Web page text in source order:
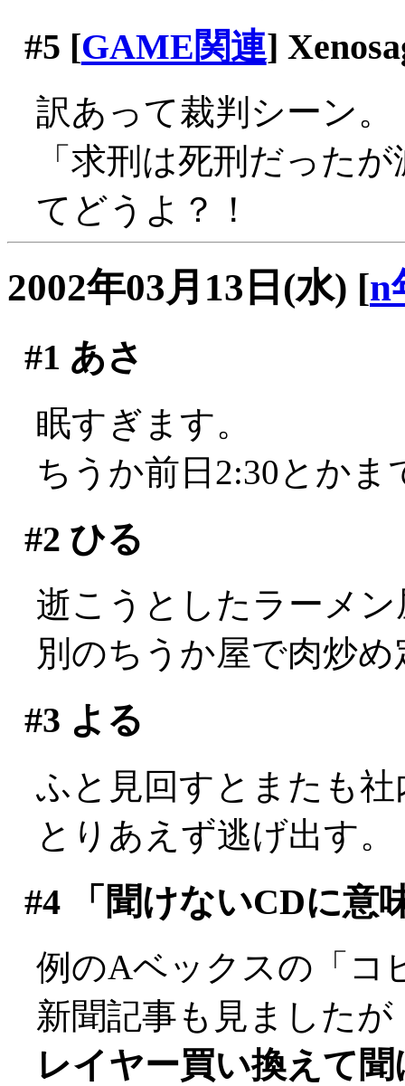
#5 [GAME関連]
訳あって裁判シーン。
「求刑は死刑だった
てどうよ？！
2002年03月13日(水) [n
#1 あさ
眠すぎます。
ちうか前日2:30とか
#2 ひる
逝こうとしたラーメ
別のちうか屋で肉炒
#3 よる
ふと見回すとまたも
とりあえず逃げ出す。
#4「聞けないCDに意
例のAベックスの「コ
新聞記事も見ましたが
レイヤー買い換えて